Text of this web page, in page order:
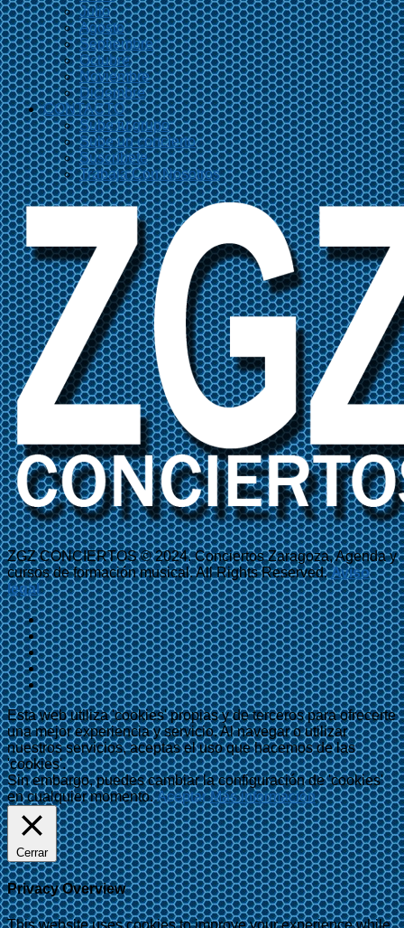
Julio
Agosto
Septiembre
Octubre
Noviembre
Diciembre
CONTACTO
Sube tu grupo
Sube un concierto
Suscríbete
Trabaja Con Nosotros
ZGZ CONCIERTOS © 2024. Conciertos Zaragoza, Agenda y
cursos de formación musical. All Rights Reserved.Aviso
legal
Esta web utiliza 'cookies' propias y de terceros para ofrecerte
una mejor experiencia y servicio. Al navegar o utilizar
nuestros servicios, aceptas el uso que hacemos de las
'cookies'.
Sin embargo, puedes cambiar la configuración de 'cookies'
en cualquier momento.Aceptar Más información
Cerrar
Privacy Overview
This website uses cookies to improve your experience while